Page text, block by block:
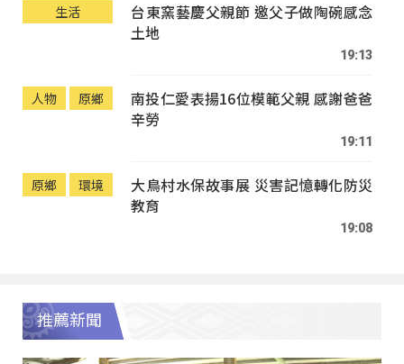
生活
台東窯藝慶父親節 邀父子做陶碗感念
土地
19:13
人物 原鄉
南投仁愛表揚16位模範父親 感謝爸爸
辛勞
19:11
原鄉 環境
大鳥村水保故事展 災害記憶轉化防災
教育
19:08
推薦新聞